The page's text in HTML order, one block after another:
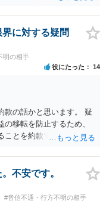
に対する疑問
明の相手
役にたった 14
款の話かと思います。 疑
移転を防止するため、
ことを約款で定めている
ん。 銀行に根拠を確認し
不安です。
#音信不通・行方不明の相手